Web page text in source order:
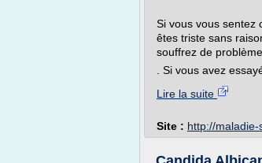
Si vous vous sentez
êtes triste sans
souffrez de
. Si vous avez
Lire la suite
Site : http://